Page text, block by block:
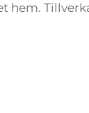
hem.
Co. Ltd,